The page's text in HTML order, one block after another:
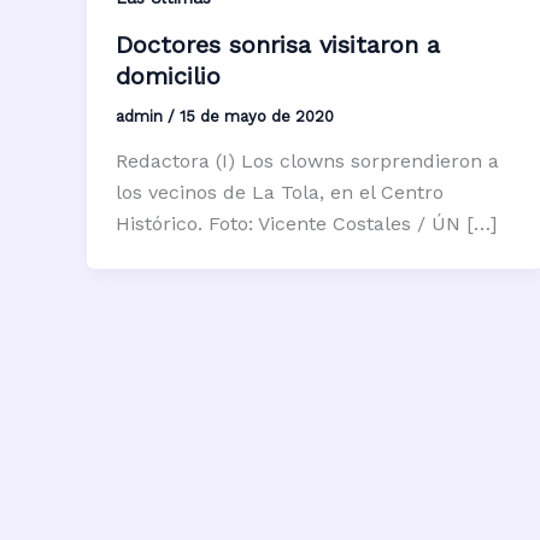
Doctores sonrisa visitaron a
domicilio
admin / 15 de mayo de 2020
Redactora (I) Los clowns sorprendieron a
los vecinos de La Tola, en el Centro
Histórico. Foto: Vicente Costales / ÚN […]